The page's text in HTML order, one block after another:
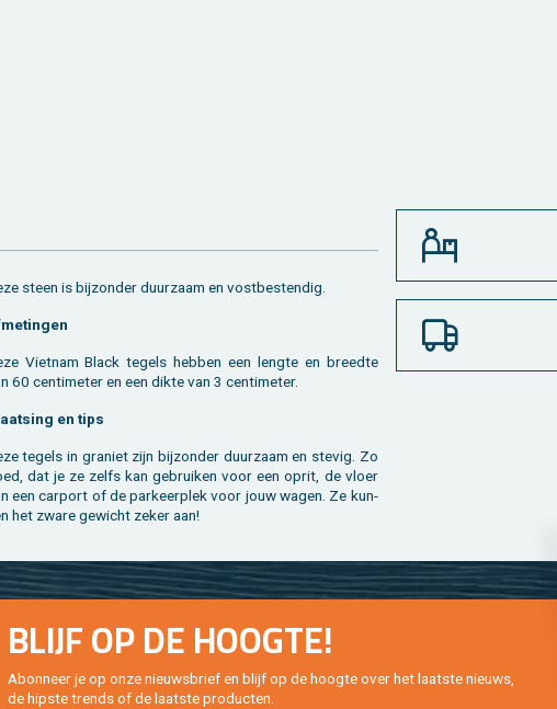
steen is bij­zon­der duur­zaam en vost­be­sten­dig.
Viet­nam Black te­gels heb­ben een leng­te en breed­te
60 cen­ti­me­ter en een dikte van 3 cen­ti­me­ter.
en tips
te­gels in gra­niet zijn bij­zon­der duur­zaam en ste­vig. Zo
dat je ze zelfs kan ge­brui­ken voor een oprit, de vloer
een car­port of de par­keer­plek voor jouw wagen. Ze kun­
het zware ge­wicht zeker aan!
BLIJF OP DE HOOG­TE!
Abon­neer je op onze nieuws­brief en blijf op de hoog­te over het laat­ste nieuws,
de hip­s­te trends of de laat­ste pro­duc­ten.